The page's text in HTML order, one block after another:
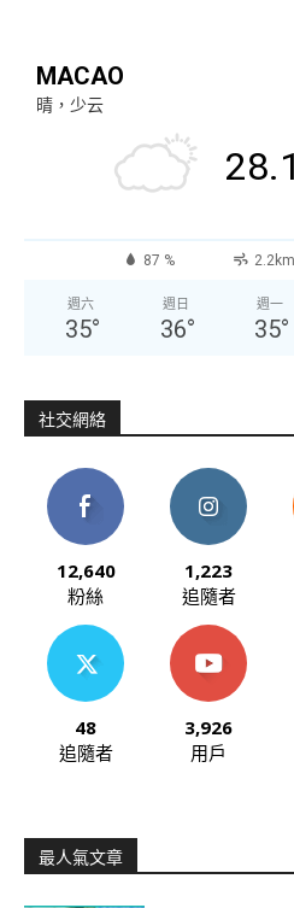
MACAO
晴，少云
28.1
87 %
週六
35°
週日
36°
週一
35°
社交網絡
12,640
粉絲
1,223
追隨者
48
追隨者
3,926
用戶
最人氣文章